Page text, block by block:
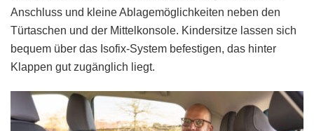
Anschluss und kleine Ablagemöglichkeiten neben den
Türtaschen und der Mittelkonsole. Kindersitze lassen sich
bequem über das Isofix-System befestigen, das hinter
Klappen gut zugänglich liegt.